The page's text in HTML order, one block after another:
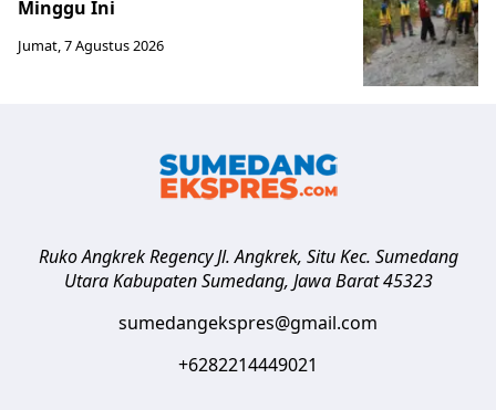
Minggu Ini
Jumat, 7 Agustus 2026
Ruko Angkrek Regency Jl. Angkrek, Situ Kec. Sumedang
Utara Kabupaten Sumedang, Jawa Barat 45323
sumedangekspres@gmail.com
+6282214449021